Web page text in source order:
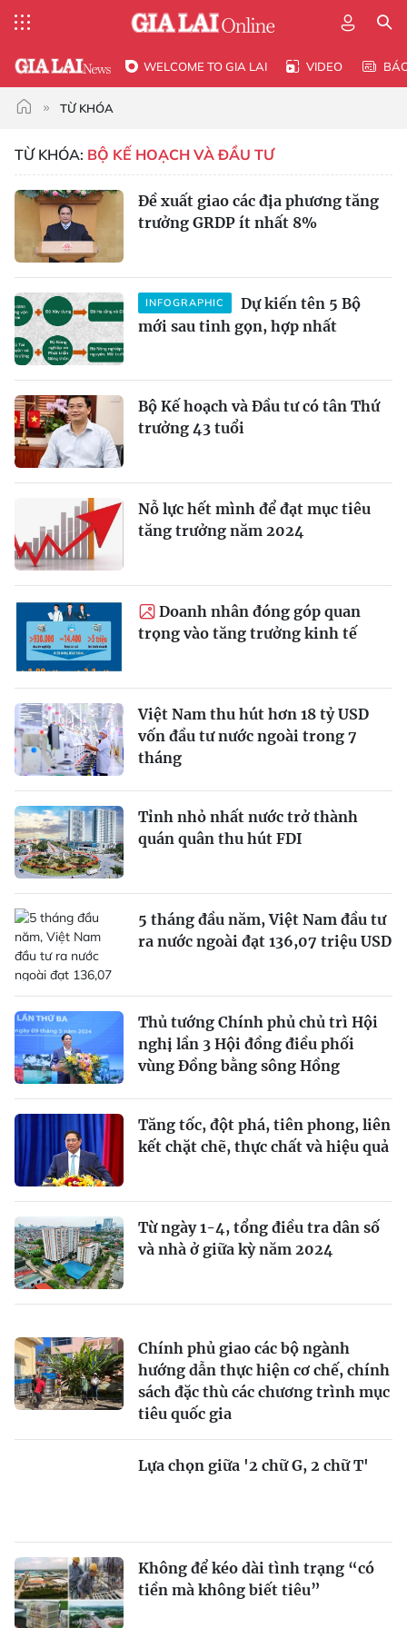
WELCOME TO GIA LAI VIDEO
TỪ KHÓA
TỪ KHÓA: BỘ KẾ HOẠCH VÀ ĐẦU TƯ
Đề xuất giao các địa phương tăng
trưởng GRDP ít nhất 8%
INFOGRAPHIC
Dự kiến tên 5 Bộ
mới sau tinh gọn, hợp nhất
Bộ Kế hoạch và Đầu tư có tân Thứ
trưởng 43 tuổi
Nỗ lực hết mình để đạt mục tiêu
tăng trưởng năm 2024
Doanh nhân đóng góp quan
trọng vào tăng trưởng kinh tế
Việt Nam thu hút hơn 18 tỷ USD
vốn đầu tư nước ngoài trong 7
tháng
Tỉnh nhỏ nhất nước trở thành
quán quân thu hút FDI
5 tháng đầu năm, Việt Nam đầu tư
ra nước ngoài đạt 136,07 triệu USD
Thủ tướng Chính phủ chủ trì Hội
nghị lần 3 Hội đồng điều phối
vùng Đồng bằng sông Hồng
Tăng tốc, đột phá, tiên phong, liên
kết chặt chẽ, thực chất và hiệu quả
Từ ngày 1-4, tổng điều tra dân số
và nhà ở giữa kỳ năm 2024
Chính phủ giao các bộ ngành
hướng dẫn thực hiện cơ chế, chính
sách đặc thù các chương trình mục
tiêu quốc gia
Lựa chọn giữa '2 chữ G, 2 chữ T'
Không để kéo dài tình trạng “có
tiền mà không biết tiêu”